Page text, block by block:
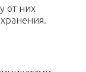
от них